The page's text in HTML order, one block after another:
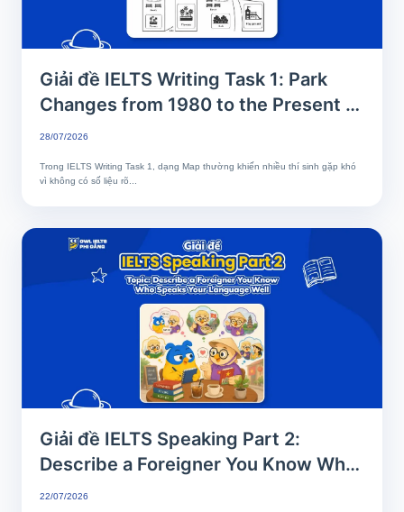
Giải đề IELTS Writing Task 1: Park
Changes from 1980 to the Present |
Phân tích chi tiết & Bài mẫu band 8+
28/07/2026
Trong IELTS Writing Task 1, dạng Map thường khiến nhiều thí sinh gặp khó
vì không có số liệu rõ...
Giải đề IELTS Speaking Part 2:
Describe a Foreigner You Know Who
Speaks Your Language Well
22/07/2026